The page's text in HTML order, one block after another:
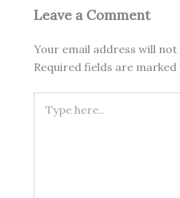
Leave a Comment
Your email address will not
Required fields are marked
here..